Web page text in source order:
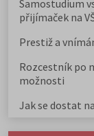
Samostudium
přijímaček na
Prestiž a
Rozcestník po
možnosti
Jak se dostat